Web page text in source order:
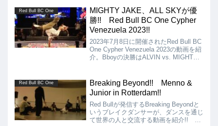
りましたが、結果はCielo、Holy Mollyの
優勝となりました!!
Red Bull BC One
MIGHTY JAKE、ALL SKYが優
勝!! Red Bull BC One Cypher
Venezuela 2023!!
2023年7月8日に開催されたRed Bull BC
One Cypher Venezuela 2023の動画を紹
介。Bboyの決勝はALVIN vs. MIGHTY
Red Bull BC One
Breaking Beyond!! Menno &
Junior in Rotterdam!!
Red Bullが発信するBreaking Beyondと
いうブレイクダンサーが、ダンスを通じ
て世界の人と交流する動画を紹介!! 第